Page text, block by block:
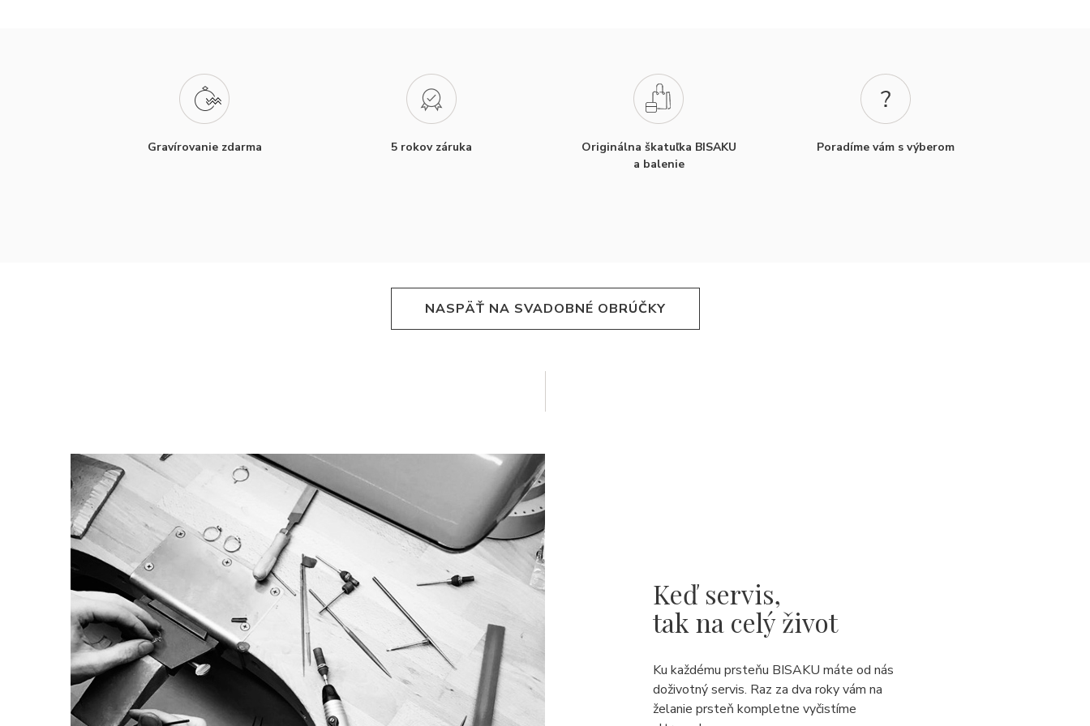
Gravírovanie zdarma 5 rokov záruka
Originálna škatuľka BISAKU
a balenie
Poradíme vám s výberom
NASPÄŤ NA SVADOBNÉ OBRÚČKY
Keď servis,
tak na celý život
Ku každému prsteňu BISAKU máte od nás
doživotný servis. Raz za dva roky vám na
želanie prsteň kompletne vyčistíme